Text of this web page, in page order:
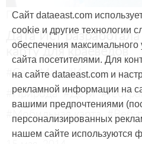
Продукты и услуги
Дата Ист разработала
карту для краеведов
#CarryMap
#Природа #Дети
#Мобильная карта #Веб-
Сайт dataeast.com
cookie и другие технологии
обеспечения максимального
сайта посетителями. Для
на сайте dataeast.com и
рекламной информации на
вашими предпочтениями
персонализированных
нашем сайте используются